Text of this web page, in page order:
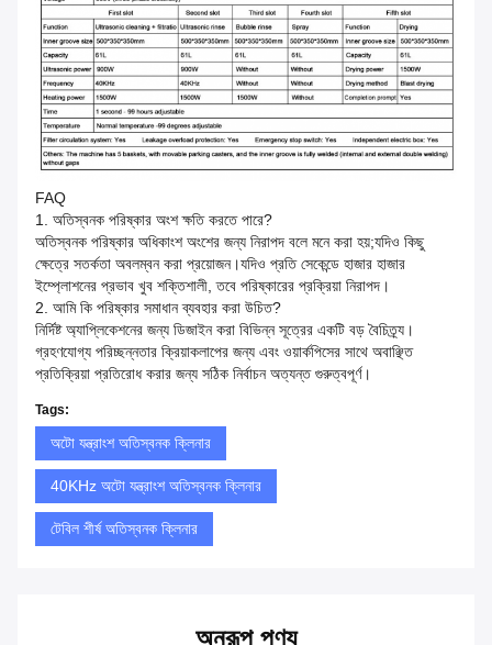
FAQ
1. অতিস্বনক পরিষ্কার অংশ ক্ষতি করতে পারে?
অতিস্বনক পরিষ্কার অধিকাংশ অংশের জন্য নিরাপদ বলে মনে করা হয়;যদিও কিছু
ক্ষেত্রে সতর্কতা অবলম্বন করা প্রয়োজন।যদিও প্রতি সেকেন্ডে হাজার হাজার
ইম্প্লোশনের প্রভাব খুব শক্তিশালী, তবে পরিষ্কারের প্রক্রিয়া নিরাপদ।
2. আমি কি পরিষ্কার সমাধান ব্যবহার করা উচিত?
নির্দিষ্ট অ্যাপ্লিকেশনের জন্য ডিজাইন করা বিভিন্ন সূত্রের একটি বড় বৈচিত্র্য।
গ্রহণযোগ্য পরিচ্ছন্নতার ক্রিয়াকলাপের জন্য এবং ওয়ার্কপিসের সাথে অবাঞ্ছিত
প্রতিক্রিয়া প্রতিরোধ করার জন্য সঠিক নির্বাচন অত্যন্ত গুরুত্বপূর্ণ।
Tags:
অটো যন্ত্রাংশ অতিস্বনক ক্লিনার
40KHz অটো যন্ত্রাংশ অতিস্বনক ক্লিনার
টেবিল শীর্ষ অতিস্বনক ক্লিনার
অনুরূপ পণ্য